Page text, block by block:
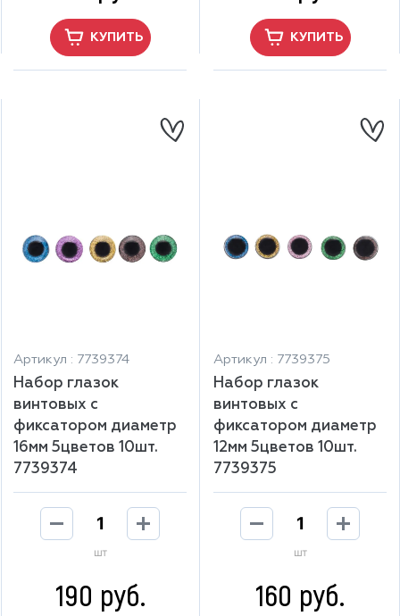
КУПИТЬ КУПИТЬ
Артикул : 7739374
Набор глазок
винтовых с
фиксатором диаметр
16мм 5цветов 10шт.
7739374
шт
190 руб.
Артикул : 7739375
Набор глазок
винтовых с
фиксатором диаметр
12мм 5цветов 10шт.
7739375
шт
160 руб.